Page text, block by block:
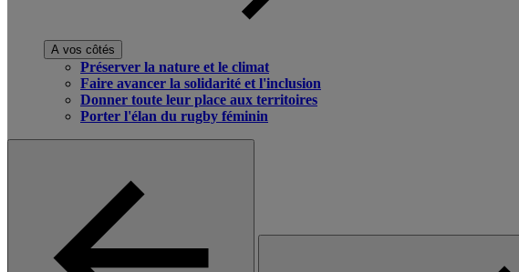
A vos côtés
Préserver la nature et le climat
Faire avancer la solidarité et l'inclusion
Donner toute leur place aux territoires
Porter l'élan du rugby féminin